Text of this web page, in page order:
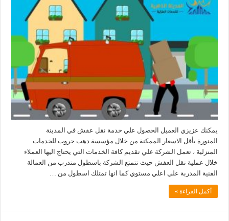
يمكنك عزيزي العميل الحصول علي خدمة نقل عفش في المدينة
المنورة بأقل الاسعار الممكنة من خلال مؤسسة دهب جروب للخدمات
المنزلية ، تعمل الشركة علي تقديم كافة الخدمات التي يحتاج اليها العملاء
خلال عملية نقل العفش حيث تتمتع الشركة باسطول متدرب من العمالة
الفنية المدربة علي اعلي مستوي كما انها تمتلك اسطول من …
أكمل القراءة »